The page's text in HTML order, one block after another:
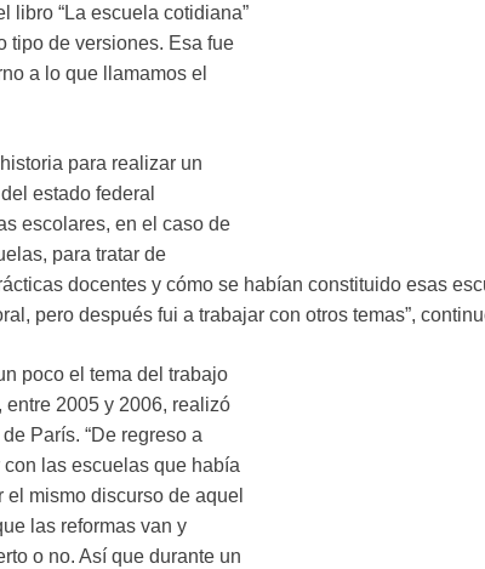
libro “La escuela cotidiana”
tipo de versiones. Esa fue
a lo que llamamos el
para realizar un
estado federal
escolares, en el caso de
para tratar de
docentes y cómo se habían constituido esas
pero después fui a trabajar con otros temas”,
poco el tema del trabajo
entre 2005 y 2006, realizó
París. “De regreso a
las escuelas que había
mismo discurso de aquel
las reformas van y
o no. Así que durante un